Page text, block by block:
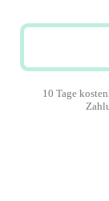
10 Tage